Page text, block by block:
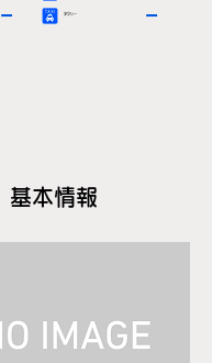
ー タクシー ー
基本情報